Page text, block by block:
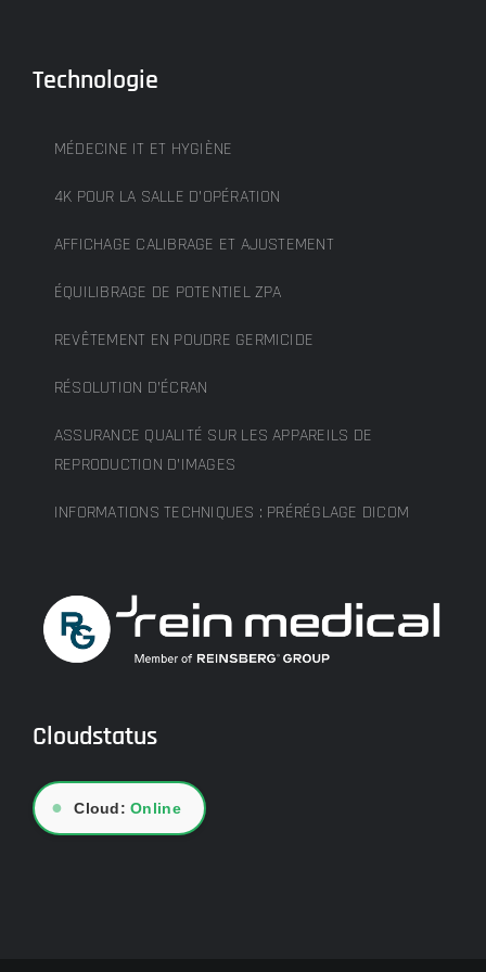
Technologie
MÉDECINE IT ET HYGIÈNE
4K POUR LA SALLE D’OPÉRATION
AFFICHAGE CALIBRAGE ET AJUSTEMENT
ÉQUILIBRAGE DE POTENTIEL ZPA
REVÊTEMENT EN POUDRE GERMICIDE
RÉSOLUTION D’ÉCRAN
ASSURANCE QUALITÉ SUR LES APPAREILS DE
REPRODUCTION D’IMAGES
INFORMATIONS TECHNIQUES : PRÉRÉGLAGE DICOM
Cloudstatus
● Cloud:Online